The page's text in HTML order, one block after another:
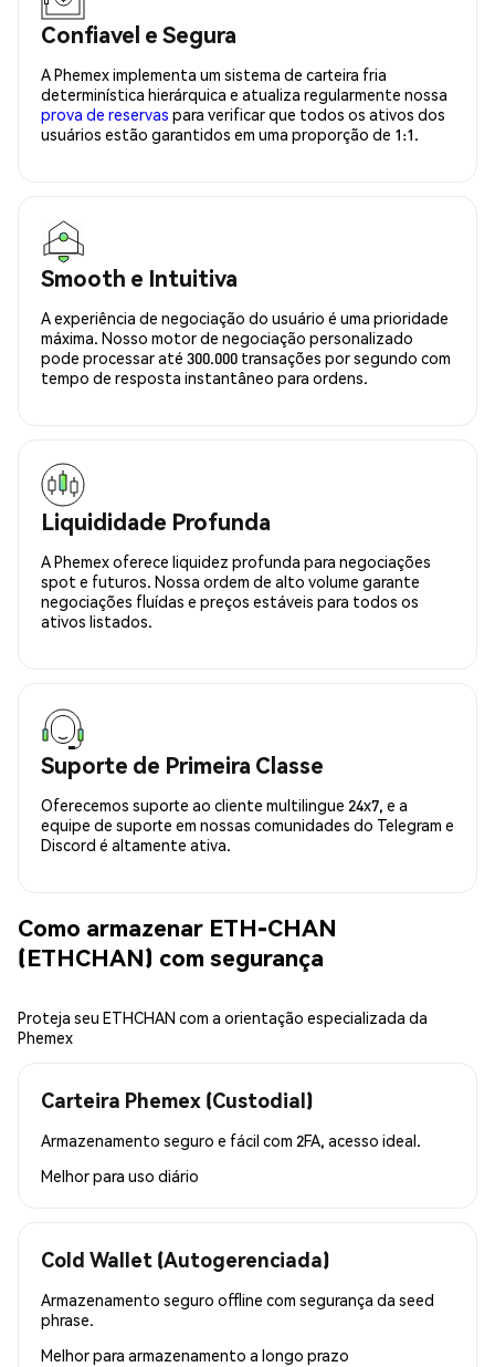
Confiavel e Segura
A Phemex implementa um sistema de carteira fria
determinística hierárquica e atualiza regularmente nossa
prova de reservas para verificar que todos os ativos dos
usuários estão garantidos em uma proporção de 1:1.
Smooth e Intuitiva
A experiência de negociação do usuário é uma prioridade
máxima. Nosso motor de negociação personalizado
pode processar até 300.000 transações por segundo com
tempo de resposta instantâneo para ordens.
Liquididade Profunda
A Phemex oferece liquidez profunda para negociações
spot e futuros. Nossa ordem de alto volume garante
negociações fluídas e preços estáveis para todos os
ativos listados.
Suporte de Primeira Classe
Oferecemos suporte ao cliente multilingue 24x7, e a
equipe de suporte em nossas comunidades do Telegram e
Discord é altamente ativa.
Como armazenar ETH-CHAN
(ETHCHAN) com segurança
Proteja seu ETHCHAN com a orientação especializada da
Phemex
Carteira Phemex (Custodial)
Armazenamento seguro e fácil com 2FA, acesso ideal.
Melhor para uso diário
Cold Wallet (Autogerenciada)
Armazenamento seguro offline com segurança da seed
phrase.
Melhor para armazenamento a longo prazo